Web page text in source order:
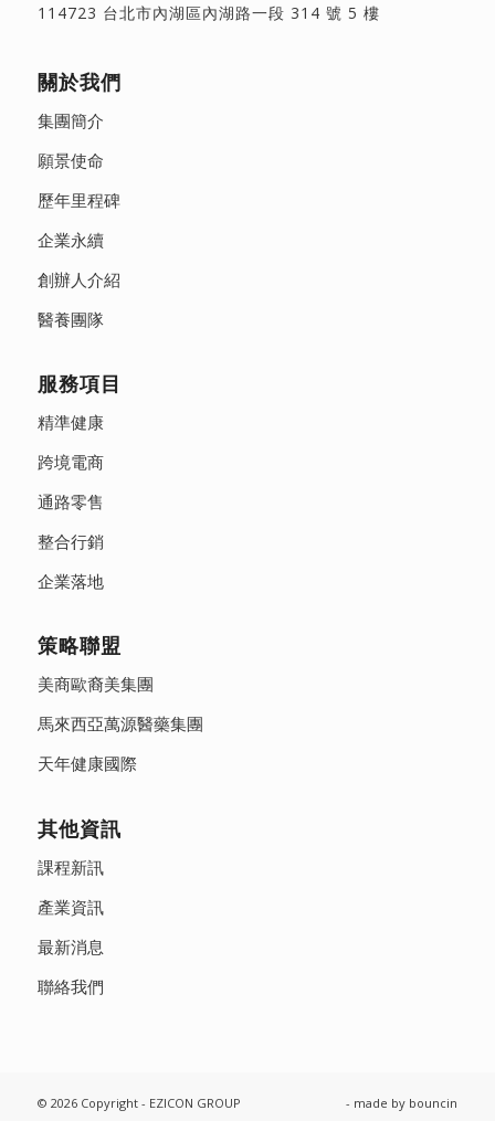
114723 台北市內湖區內湖路一段 314 號 5 樓
關於我們
集團簡介
願景使命
歷年里程碑
企業永續
創辦人介紹
醫養團隊
服務項目
精準健康
跨境電商
通路零售
整合行銷
企業落地
策略聯盟
美商歐裔美集團
馬來西亞萬源醫藥集團
天年健康國際
其他資訊
課程新訊
產業資訊
最新消息
聯絡我們
© 2026 Copyright - EZICON GROUP - made by bouncin